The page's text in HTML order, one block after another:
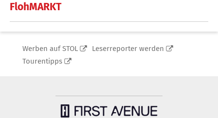
FlohMARKT
Werben auf STOL
Leserreporter werden
Tourentipps